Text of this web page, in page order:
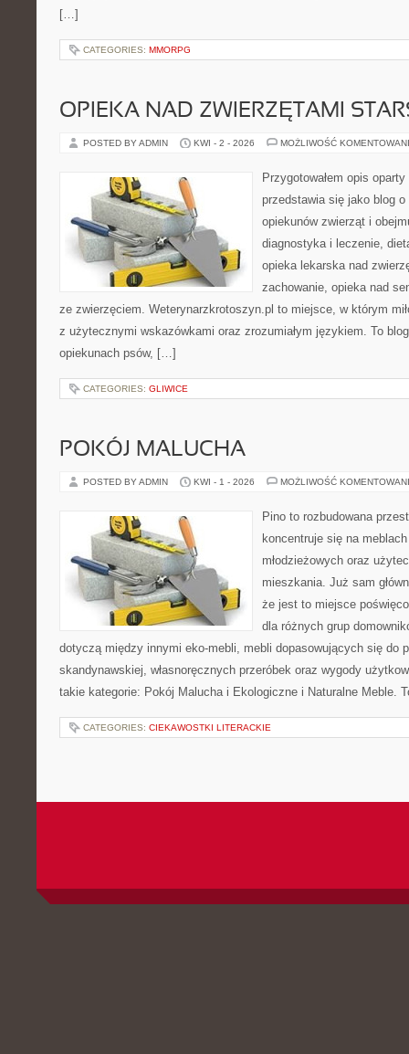
[…]
CATEGORIES: MMORPG
OPIEKA NAD ZWIERZĘTAMI
POSTED BY ADMIN KWI - 2 - 2026 MOŻLIWOŚĆ
Przygotowałem opis
przedstawia się jako blog
opiekunów zwierząt i
diagnostyka i leczenie,
opieka lekarska nad
zachowanie, opieka nad
ze zwierzęciem. Weterynarzkrotoszyn.pl to miejsce, w którym
z użytecznymi wskazówkami oraz zrozumiałym językiem. To
opiekunach psów, […]
CATEGORIES: GLIWICE
POKÓJ MALUCHA
POSTED BY ADMIN KWI - 1 - 2026 MOŻLIWOŚĆ
Pino to rozbudowana
koncentruje się na
młodzieżowych oraz
mieszkania. Już sam
że jest to miejsce
dla różnych grup
dotyczą między innymi eko-mebli, mebli dopasowujących się do
skandynawskiej, własnoręcznych przeróbek oraz wygody
takie kategorie: Pokój Malucha i Ekologiczne i Naturalne Meble.
CATEGORIES: CIEKAWOSTKI LITERACKIE